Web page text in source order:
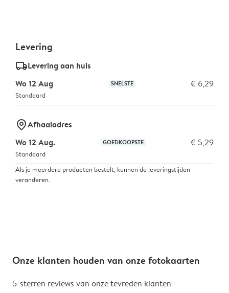
Levering
delivery_standard_v2Levering aan huis
Wo 12 Aug
SNELSTE € 6,29
Standaard
marker-pinAfhaaladres
Wo 12 Aug.
GOEDKOOPSTE € 5,29
Standaard
Als je meerdere producten bestelt, kunnen de leveringstijden
veranderen.
Onze klanten houden van onze fotokaarten
5-sterren reviews van onze tevreden klanten